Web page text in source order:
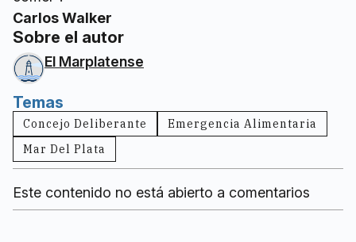
Carlos Walker
Sobre el autor
El Marplatense
Temas
Concejo Deliberante
Emergencia Alimentaria
Mar Del Plata
Este contenido no está abierto a comentarios